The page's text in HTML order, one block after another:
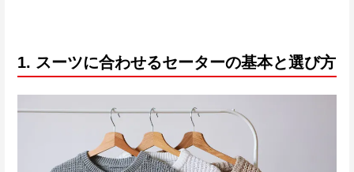
1. スーツに合わせるセーターの基本と選び方